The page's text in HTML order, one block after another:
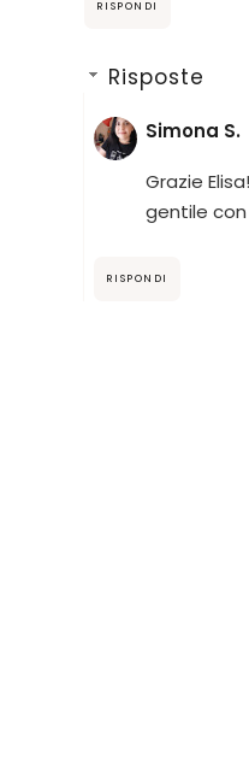
RISPONDI
Risposte
Simona S.
Grazie
gentile
RISPONDI